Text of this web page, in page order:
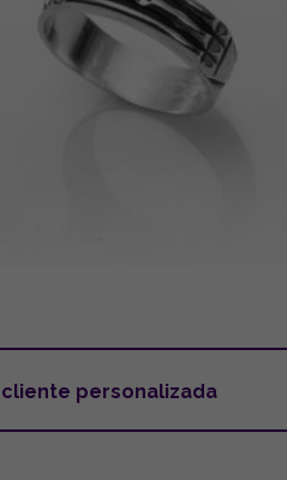
personalizada